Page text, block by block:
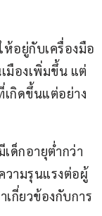
ห้อยู่กับเครื่องมือ
มืองเพิ่มขึ้น แต่
เกิดขึ้นแต่อย่าง
ด็กอายุต่ำกว่า
วามรุนแรงต่อผู้
กี่ยวข้องกับการ